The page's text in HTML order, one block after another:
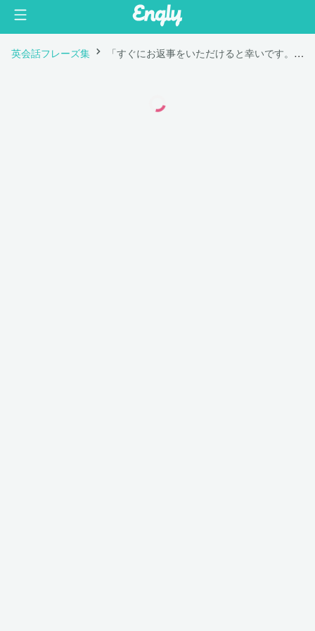
英会話フレーズ集 「すぐにお返事をいただけると幸いです。」は英語で "I hope I can hear from you soon."